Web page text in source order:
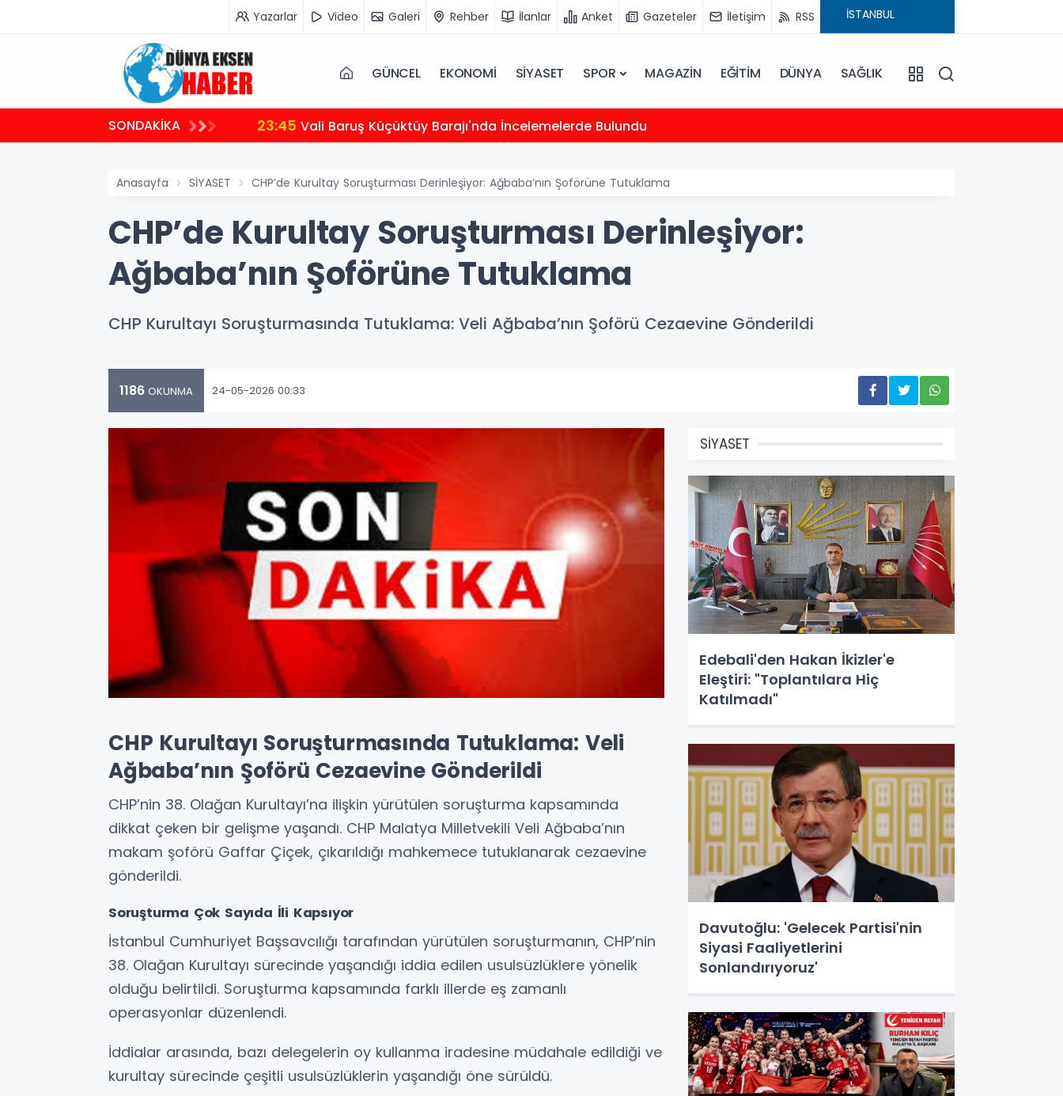
Yazarlar Video Galeri Rehber İlanlar Anket Gazeteler İletişim RSS
GÜNCEL EKONOMİ SİYASET SPOR MAGAZİN EĞİTİM DÜNYA SAĞLIK
SONDAKİKA 23:45 Vali Baruş Küçüktüy Barajı'nda İncelemelerde Bulundu
Anasayfa SİYASET CHP’de Kurultay Soruşturması Derinleşiyor: Ağbaba’nın Şoförüne Tutuklama
CHP’de Kurultay Soruşturması Derinleşiyor:
Ağbaba’nın Şoförüne Tutuklama
CHP Kurultayı Soruşturmasında Tutuklama: Veli Ağbaba’nın Şoförü Cezaevine Gönderildi
1186 OKUNMA 24-05-2026 00:33
CHP Kurultayı Soruşturmasında Tutuklama: Veli
Ağbaba’nın Şoförü Cezaevine Gönderildi
CHP’nin 38. Olağan Kurultayı’na ilişkin yürütülen soruşturma kapsamında
dikkat çeken bir gelişme yaşandı. CHP Malatya Milletvekili Veli Ağbaba’nın
makam şoförü Gaffar Çiçek, çıkarıldığı mahkemece tutuklanarak cezaevine
gönderildi.
Soruşturma Çok Sayıda İli Kapsıyor
İstanbul Cumhuriyet Başsavcılığı tarafından yürütülen soruşturmanın, CHP’nin
38. Olağan Kurultayı sürecinde yaşandığı iddia edilen usulsüzlüklere yönelik
olduğu belirtildi. Soruşturma kapsamında farklı illerde eş zamanlı
operasyonlar düzenlendi.
İddialar arasında, bazı delegelerin oy kullanma iradesine müdahale edildiği ve
kurultay sürecinde çeşitli usulsüzlüklerin yaşandığı öne sürüldü.
SİYASET
Edebali'den Hakan İkizler'e
Eleştiri: "Toplantılara Hiç
Katılmadı"
Davutoğlu: 'Gelecek Partisi'nin
Siyasi Faaliyetlerini
Sonlandırıyoruz'